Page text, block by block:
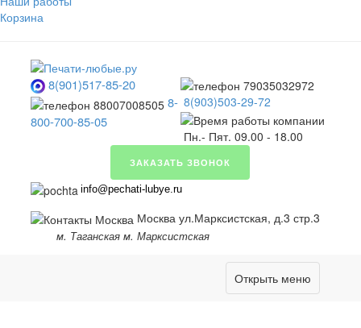
Корзина
8(901)517-85-20
8-
800-700-85-05
8(903)503-29-72
Пн.- Пят. 09.00 - 18.00
ЗАКАЗАТЬ ЗВОНОК
info@pechati-lubye.ru
Москва ул.Марксистская, д.3 стр.3
м. Таганская м. Марксистская
Открыть меню